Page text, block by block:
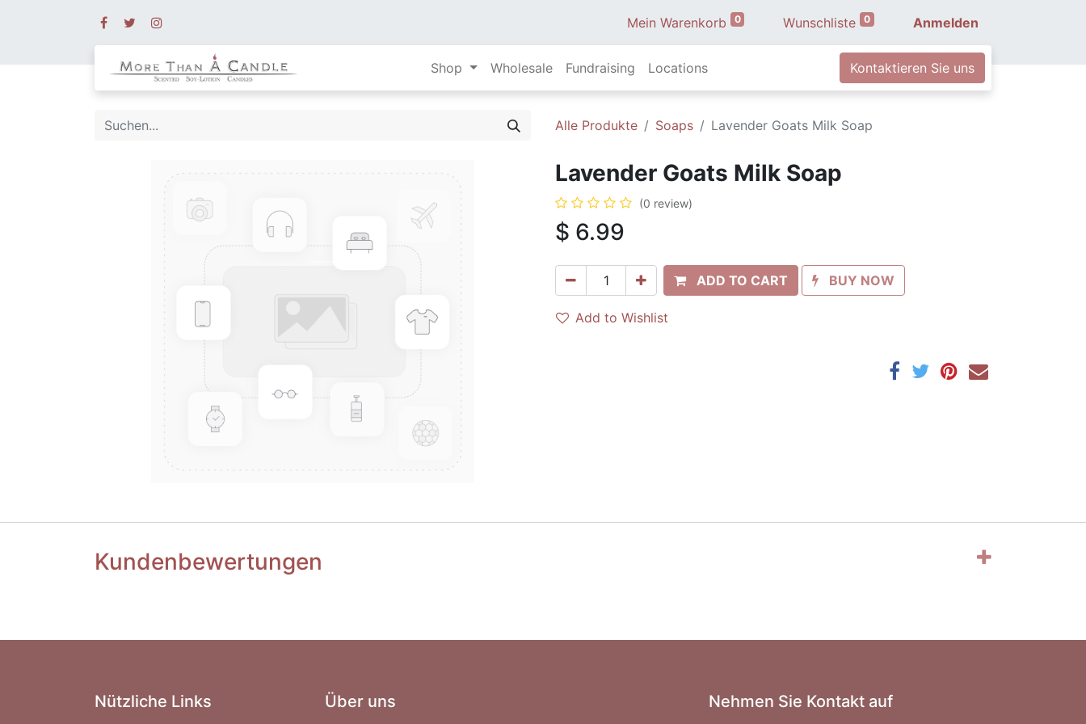
Mein Warenkorb 0 Wunschliste 0 Anmelden
Shop Wholesale Fundraising Locations Kontaktieren Sie uns
Alle Produkte Soaps Lavender Goats Milk Soap
Lavender Goats Milk Soap
(0 review)
$ 6.99
ADD TO CART BUY NOW
Add to Wishlist
Kundenbewertungen
Nützliche Links Über uns Nehmen Sie Kontakt auf